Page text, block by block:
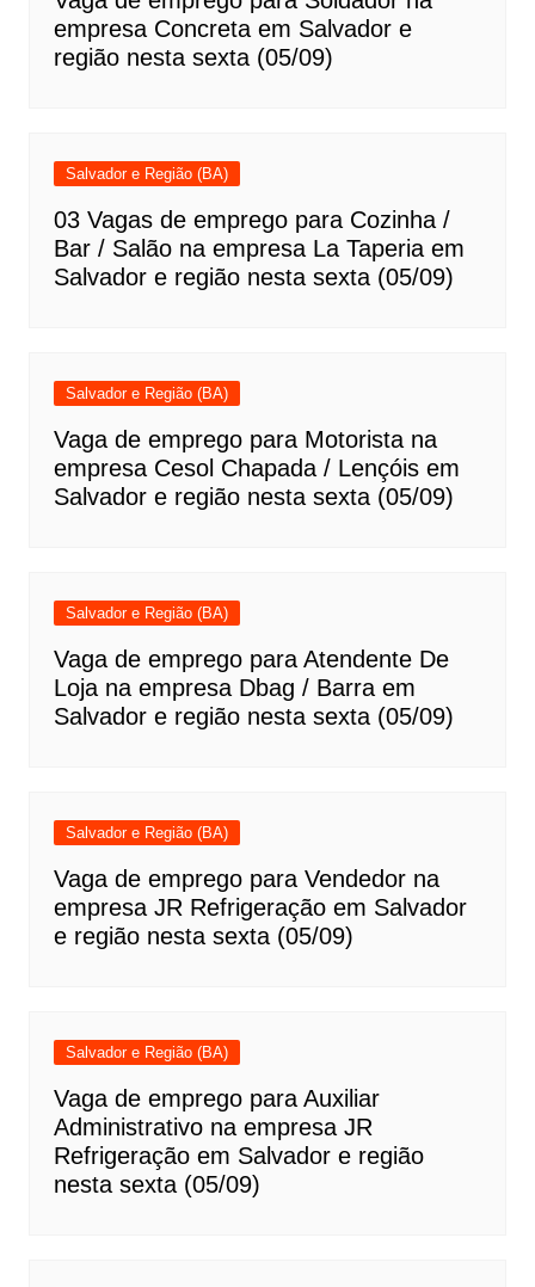
empresa Concreta em Salvador e
região nesta sexta (05/09)
Salvador e Região (BA)
03 Vagas de emprego para Cozinha /
Bar / Salão na empresa La Taperia em
Salvador e região nesta sexta (05/09)
Salvador e Região (BA)
Vaga de emprego para Motorista na
empresa Cesol Chapada / Lençóis em
Salvador e região nesta sexta (05/09)
Salvador e Região (BA)
Vaga de emprego para Atendente De
Loja na empresa Dbag / Barra em
Salvador e região nesta sexta (05/09)
Salvador e Região (BA)
Vaga de emprego para Vendedor na
empresa JR Refrigeração em Salvador
e região nesta sexta (05/09)
Salvador e Região (BA)
Vaga de emprego para Auxiliar
Administrativo na empresa JR
Refrigeração em Salvador e região
nesta sexta (05/09)